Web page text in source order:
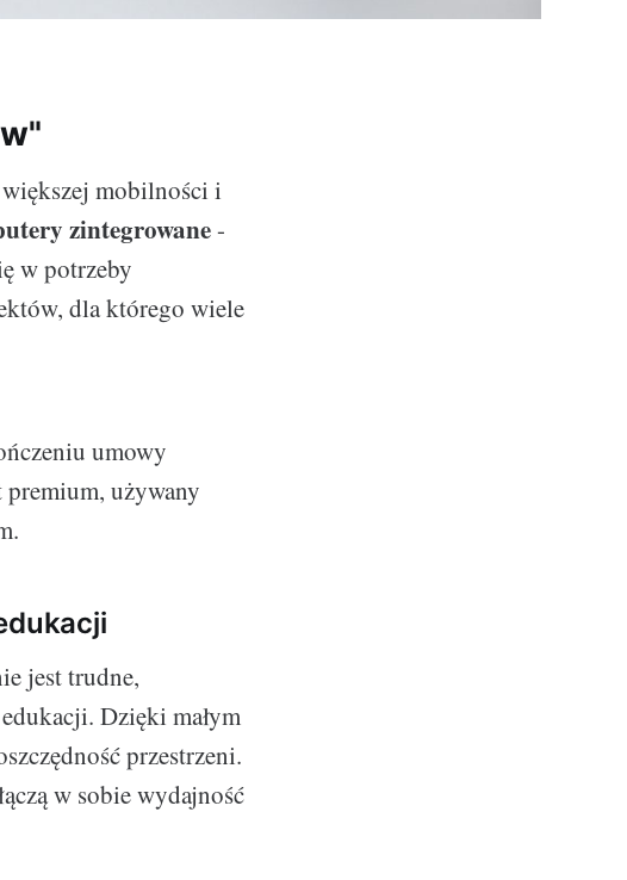
mobilności i
zintegrowane-
w potrzeby
dla którego wiele
umowy
premium, używany
jest trudne,
Dzięki małym
przestrzeni.
w sobie wydajność